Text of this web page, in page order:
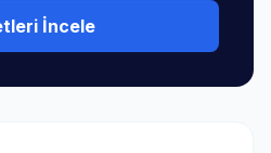
İncele